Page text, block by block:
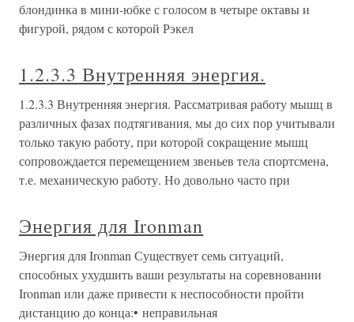
блондинка в мини-юбке с голосом в четыре октавы и
фигурой, рядом с которой Рэкел
1.2.3.3 Внутренняя энергия.
1.2.3.3 Внутренняя энергия. Рассматривая работу мышц в
различных фазах подтягивания, мы до сих пор учитывали
только такую работу, при которой сокращение мышц
сопровождается перемещением звеньев тела спортсмена,
т.е. механическую работу. Но довольно часто при
Энергия для Ironman
Энергия для Ironman Существует семь ситуаций,
способных ухудшить ваши результаты на соревновании
Ironman или даже привести к неспособности пройти
дистанцию до конца:• неправильная